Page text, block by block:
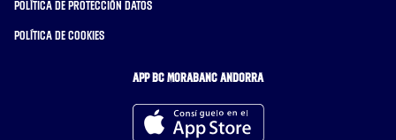
Política de protección datos
Política de cookies
APP BC MORABANC ANDORRA